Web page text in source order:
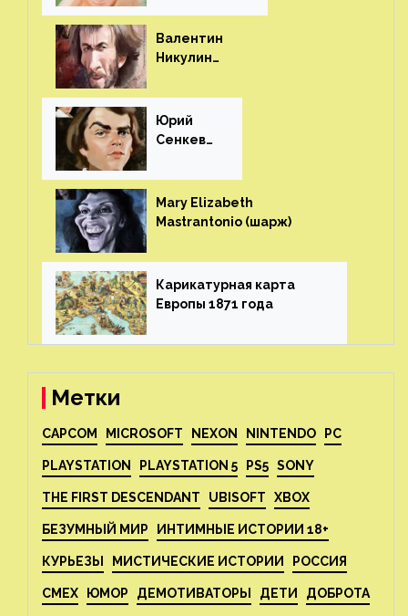
Валентин
Никулин
Юрий
Сенкеви
Mary Elizabeth
Mastrantonio (шарж)⁠⁠
Карикатурная карта
Европы 1871 года⁠⁠
Метки
CAPCOM MICROSOFT NEXON NINTENDO PC
PLAYSTATION PLAYSTATION 5 PS5 SONY
THE FIRST DESCENDANT UBISOFT XBOX
БЕЗУМНЫЙ МИР ИНТИМНЫЕ ИСТОРИИ 18+
КУРЬЕЗЫ МИСТИЧЕСКИЕ ИСТОРИИ РОССИЯ
СМЕХ ЮМОР ДЕМОТИВАТОРЫ ДЕТИ ДОБРОТА